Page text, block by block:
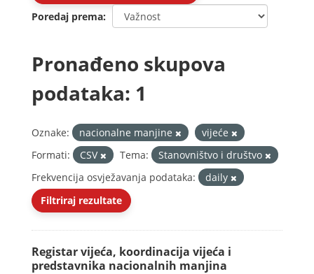
Poredaj prema
Pronađeno skupova
podataka: 1
Oznake: nacionalne manjine
vijeće
Formati:
CSV Tema:
Stanovništvo i društvo
Frekvencija osvježavanja podataka:
daily
Filtriraj rezultate
Registar vijeća, koordinacija vijeća i
predstavnika nacionalnih manjina